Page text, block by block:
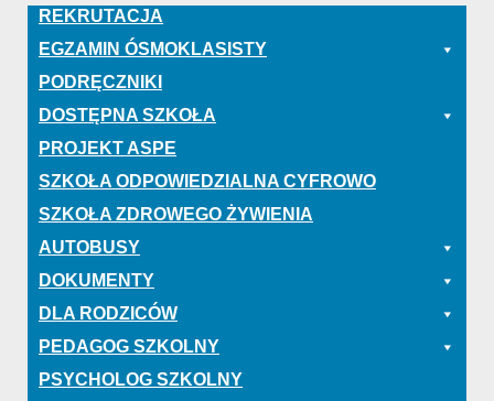
REKRUTACJA
EGZAMIN ÓSMOKLASISTY
PODRĘCZNIKI
DOSTĘPNA SZKOŁA
PROJEKT ASPE
SZKOŁA ODPOWIEDZIALNA CYFROWO
SZKOŁA ZDROWEGO ŻYWIENIA
AUTOBUSY
DOKUMENTY
DLA RODZICÓW
PEDAGOG SZKOLNY
PSYCHOLOG SZKOLNY